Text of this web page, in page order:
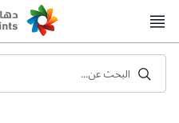
to
Content
البحث عن...